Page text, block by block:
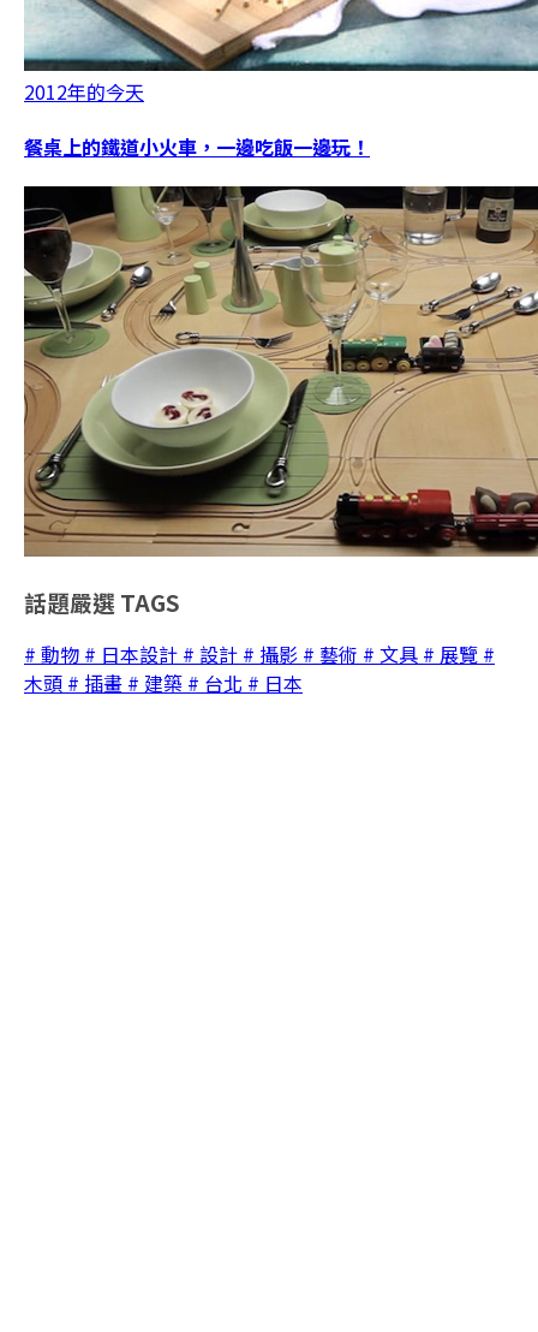
2012年的今天
餐桌上的鐵道小火車，一邊吃飯一邊玩！
話題嚴選 TAGS
# 動物 # 日本設計 # 設計 # 攝影 # 藝術 # 文具 # 展覽 #
木頭 # 插畫 # 建築 # 台北 # 日本